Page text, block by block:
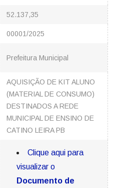
52.137,35
00001/2025
Prefeitura Municipal
AQUISIÇÃO DE KIT ALUNO
(MATERIAL DE CONSUMO)
DESTINADOS A REDE
MUNICIPAL DE ENSINO DE
CATINO LEIRA PB
Clique aqui para
visualizar o
Documento de